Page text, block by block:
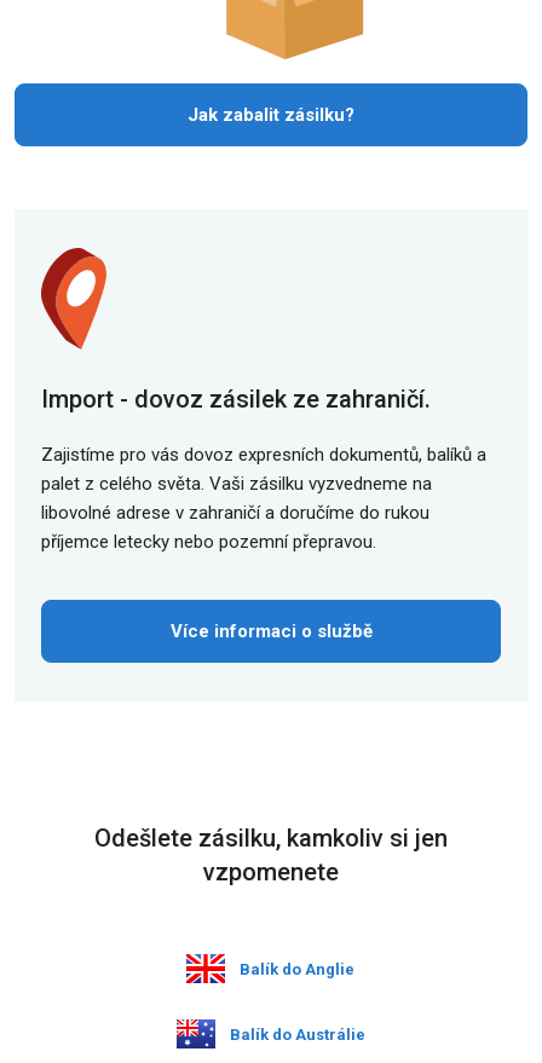
Jak zabalit zásilku?
Import - dovoz zásilek ze zahraničí.
Zajistíme pro vás dovoz expresních dokumentů, balíků a
palet z celého světa. Vaši zásilku vyzvedneme na
libovolné adrese v zahraničí a doručíme do rukou
příjemce letecky nebo pozemní přepravou.
Více informaci o službě
Odešlete zásilku, kamkoliv si jen
vzpomenete
Balík do Anglie
Balík do Austrálie